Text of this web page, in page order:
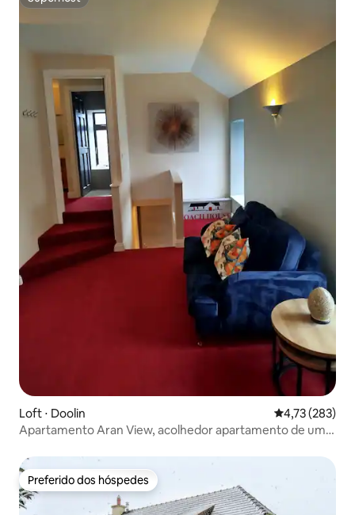
Superhost
Loft ⋅ Doolin 4,73 de uma
4,73 (283)
Apartamento Aran View, acolhedor apartamento de um
Preferido dos hóspedes
Preferido dos hóspedes